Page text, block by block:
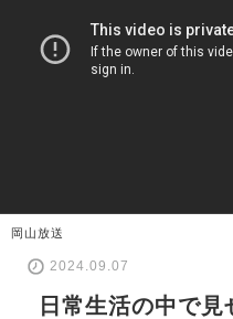
岡山放送
2024.09.07
日常生活の中で